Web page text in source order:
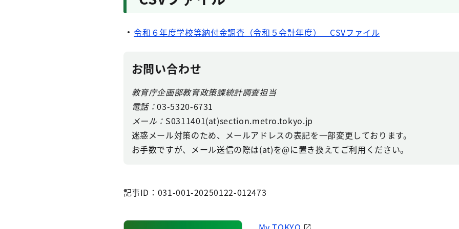
令和６年度学校等納付金調査（令和５会計年度） CSVファイル
お問い合わせ
教育庁企画部教育政策課統計調査担当
電話：03-5320-6731
メール： S0311401(at)section.metro.tokyo.jp
迷惑メール対策のため、メールアドレスの表記を一部変更しております。
お手数ですが、メール送信の際は(at)を@に置き換えてご利用ください。
記事ID：031-001-20250122-012473